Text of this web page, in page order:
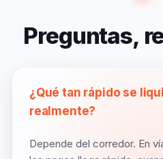
Preguntas,
¿Qué tan rápido se
realmente?
Depende del corredor. En